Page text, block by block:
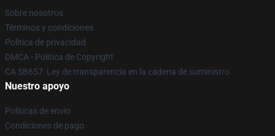
Sobre nosotros
Términos y condiciones
Política de privacidad
DMCA - Política de Copyright
CA SB657: Ley de transparencia en la cadena de suministro
Nuestro apoyo
Políticas de envío
Condiciones de pago